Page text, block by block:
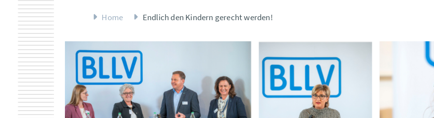
Home Endlich den Kindern gerecht werden!